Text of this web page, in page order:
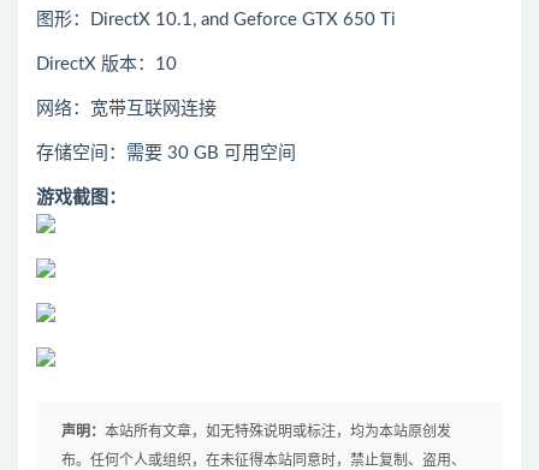
图形：DirectX 10.1, and Geforce GTX 650 Ti
DirectX 版本：10
网络：宽带互联网连接
存储空间：需要 30 GB 可用空间
游戏截图：
声明： 本站所有文章，如无特殊说明或标注，均为本站原创发
布。任何个人或组织，在未征得本站同意时，禁止复制、盗用、